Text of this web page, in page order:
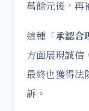
萬餘元後，再
這種「承認合
方面展現誠信
最終也獲得法
訴。